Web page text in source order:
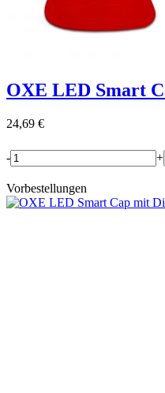
OXE LED Smart
24,69 €
- +
Vorbestellungen